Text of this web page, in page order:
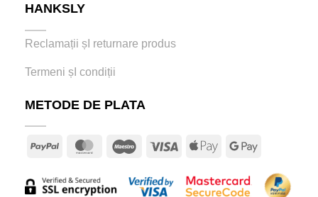
HANKSLY
Reclamații șI returnare produs
Termeni șI condiții
METODE DE PLATA
PayPal MasterCardMaestroVisa
Apple
Google